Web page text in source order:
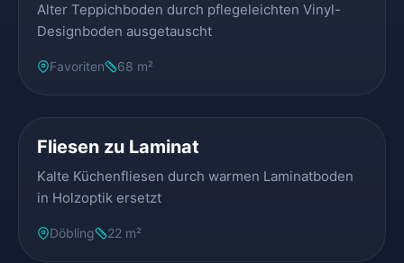
Alter Teppichboden durch pflegeleichten Vinyl-
Designboden ausgetauscht
Favoriten 68 m²
Fliesen zu Laminat
Kalte Küchenfliesen durch warmen Laminatboden
in Holzoptik ersetzt
Döbling 22 m²